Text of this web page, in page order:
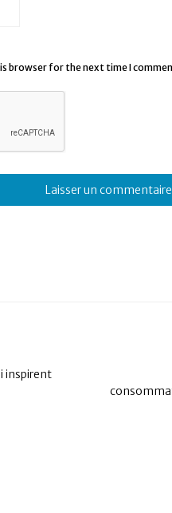
browser for the next time I
inspirent